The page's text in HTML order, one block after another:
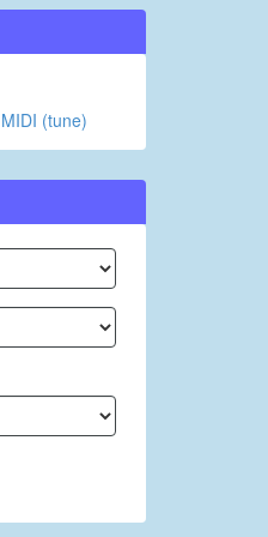
MIDI (tune)